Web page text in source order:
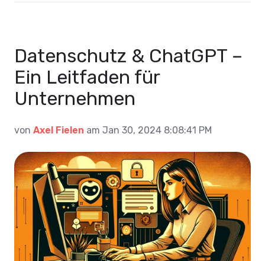
Datenschutz & ChatGPT –
Ein Leitfaden für
Unternehmen
von Axel Fielen am Jan 30, 2024 8:08:41 PM